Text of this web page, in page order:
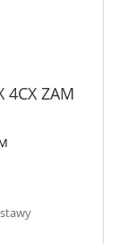
4CX ZAM